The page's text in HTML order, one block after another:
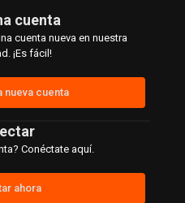
cuenta
cuenta nueva en nuestra
¡Es fácil!
nueva cuenta
Conéctate aquí.
ahora